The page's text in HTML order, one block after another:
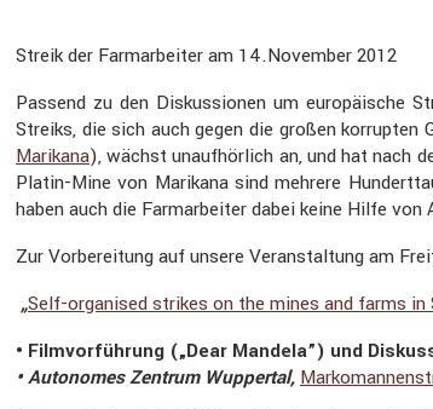
Streik der Farmar­beiter am 14.November 2012
Passend zu den Diskus­sionen um europäi­sche
Streiks, die sich auch gegen die großen
Marikana), wächst unauf­hör­lich an, und hat nach
Platin-Mine von Marikana sind mehrere
haben auch die Farmar­beiter dabei keine Hilfe von
Zur Vorbe­rei­tung auf unsere Veran­stal­tung am
„Self-organised strikes on the mines and farms
• Filmvor­füh­rung („Dear Mandela”) und
• Autonomes Zentrum Wuppertal,